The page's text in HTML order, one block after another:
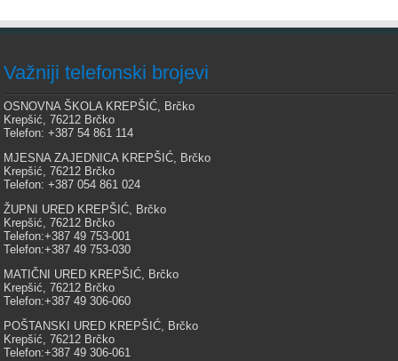
Važniji telefonski brojevi
OSNOVNA ŠKOLA KREPŠIĆ, Brčko
Krepšić, 76212 Brčko
Telefon: +387 54 861 114
MJESNA ZAJEDNICA KREPŠIĆ, Brčko
Krepšić, 76212 Brčko
Telefon: +387 054 861 024
ŽUPNI URED KREPŠIĆ, Brčko
Krepšić, 76212 Brčko
Telefon:+387 49 753-001
Telefon:+387 49 753-030
MATIČNI URED KREPŠIĆ, Brčko
Krepšić, 76212 Brčko
Telefon:+387 49 306-060
POŠTANSKI URED KREPŠIĆ, Brčko
Krepšić, 76212 Brčko
Telefon:+387 49 306-061